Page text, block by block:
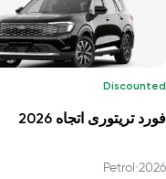
Discounted
فورد تريتورى اتجاه 2026
2026
•
Petrol